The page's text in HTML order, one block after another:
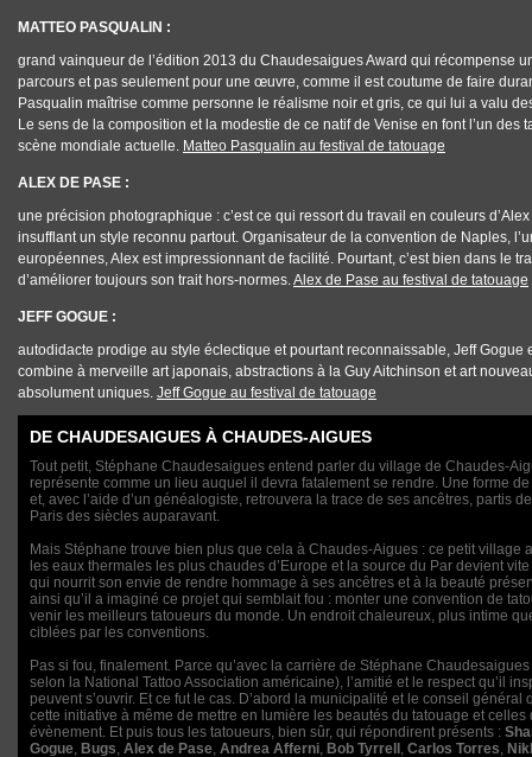
MATTEO PASQUALIN :
grand vainqueur de l’édition 2013 du Chaudesaigues Award qui récompense
parcours et pas seulement pour une œuvre, comme il est coutume de faire
Pasqualin maîtrise comme personne le réalisme noir et gris, ce qui lui a valu
Le sens de la composition et la modestie de ce natif de Venise en font l’un des
scène mondiale actuelle. Matteo Pasqualin au festival de tatouage
ALEX DE PASE :
une précision photographique : c’est ce qui ressort du travail en couleurs d’
insufflant un style reconnu partout. Organisateur de la convention de Naples,
européennes, Alex est impressionnant de facilité. Pourtant, c’est bien dans le
d’améliorer toujours son trait hors-normes.Alex de Pase au festival de tatouage
JEFF GOGUE :
autodidacte prodige au style éclectique et pourtant reconnaissable, Jeff Gogue
combine à merveille art japonais, abstractions à la Guy Aitchinson et art
absolument uniques. Jeff Gogue au festival de tatouage
DE CHAUDESAIGUES À CHAUDES-AIGUES
Tout petit, Stéphane Chaudesaigues entend parler du village de Chaudes-
représente comme un lieu auquel il devra fatalement se rendre. Une forme
et, avec l’aide d’un généalogiste, retrouvera la trace de ses ancêtres, partis
Paris des siècles auparavant.
Mais Stéphane trouve bien plus que cela à Chaudes-Aigues : ce petit village
les eaux thermales les plus chaudes d’Europe et la source du Par devient vite
qui nourrit son envie de rendre hommage à ses ancêtres et à la beauté
ainsi qu’il a imaginé ce projet qui semblait fou : monter une convention de
venir les meilleurs tatoueurs du monde. Un endroit chaleureux, plus intime
ciblées par les conventions.
Pas si fou, finalement. Parce qu’avec la carrière de Stéphane
selon la National Tattoo Association américaine), l’amitié et le respect qu’il
peuvent s’ouvrir. Et ce fut le cas. D’abord la municipalité et le conseil
cette initiative à même de mettre en lumière les beautés du tatouage et celles
évènement. Et puis tous les tatoueurs, bien sûr, qui répondirent présents :
Gogue, Bugs, Alex de Pase, Andrea Afferni, Bob Tyrrell , Carlos Torres,